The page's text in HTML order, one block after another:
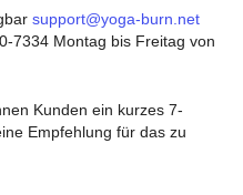
support@yoga-burn.net
7334 Montag bis Freitag von
Kunden ein kurzes 7-
Empfehlung für das zu